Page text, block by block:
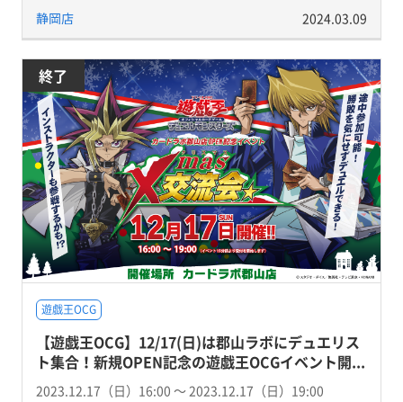
静岡店 2024.03.09
終了
遊戯王OCG
【遊戯王OCG】12/17(日)は郡山ラボにデュエリス
ト集合！新規OPEN記念の遊戯王OCGイベント開...
2023.12.17（日）16:00 〜 2023.12.17（日）19:00